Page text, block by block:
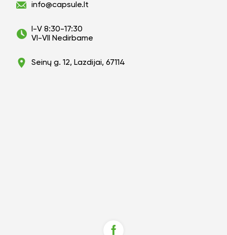
info@capsule.lt
I-V 8:30-17:30
VI-VII Nedirbame
Seinų g. 12, Lazdijai, 67114